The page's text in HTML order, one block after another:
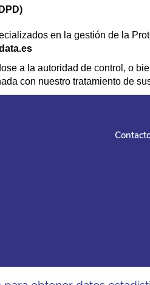
en la gestión de la
a la autoridad de control, o
con nuestro tratamiento de